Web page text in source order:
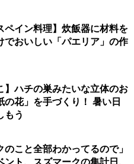
ペイン料理】炊飯器に材料を
でおいしい「パエリア」の作
】ハチの巣みたいな立体のお
の花」を手づくり！ 暑い日
もう
のこと全部わかってるので」
ント、スズマークの集計日、